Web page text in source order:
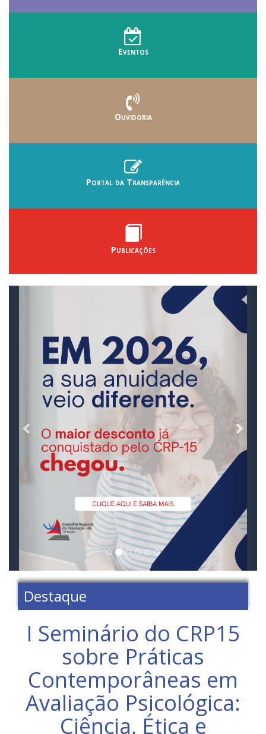
Eventos
Ouvidoria
Portal da Transparência
Publicações
Destaque
I Seminário do CRP15
sobre Práticas
Contemporâneas em
Avaliação Psicológica:
Ciência, Ética e